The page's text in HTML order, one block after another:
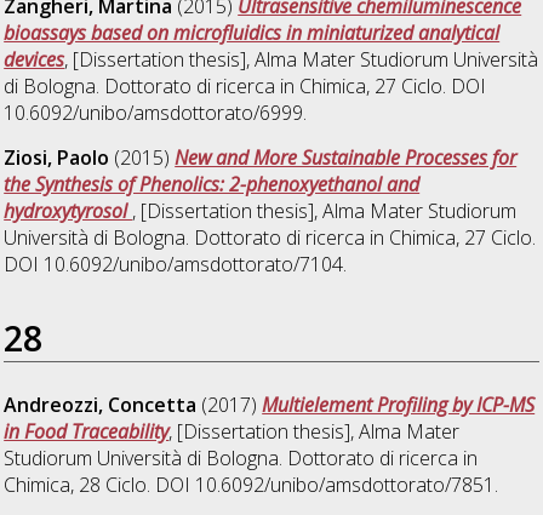
Zangheri, Martina (2015) Ultrasensitive chemiluminescence
bioassays based on microfluidics in miniaturized analytical
devices, [Dissertation thesis], Alma Mater Studiorum Università
di Bologna. Dottorato di ricerca in Chimica, 27 Ciclo. DOI
10.6092/unibo/amsdottorato/6999.
Ziosi, Paolo (2015)New and More Sustainable Processes for
the Synthesis of Phenolics: 2-phenoxyethanol and
hydroxytyrosol, [Dissertation thesis], Alma Mater Studiorum
Università di Bologna. Dottorato di ricerca in Chimica, 27 Ciclo.
DOI 10.6092/unibo/amsdottorato/7104.
28
Andreozzi, Concetta (2017)Multielement Profiling by ICP-MS
in Food Traceability, [Dissertation thesis], Alma Mater
Studiorum Università di Bologna. Dottorato di ricerca in
Chimica, 28 Ciclo. DOI 10.6092/unibo/amsdottorato/7851.